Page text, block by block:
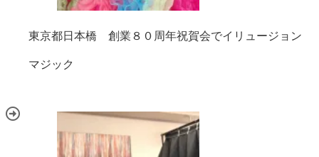
東京都日本橋 創業８０周年祝賀会でイリュージョン
マジック